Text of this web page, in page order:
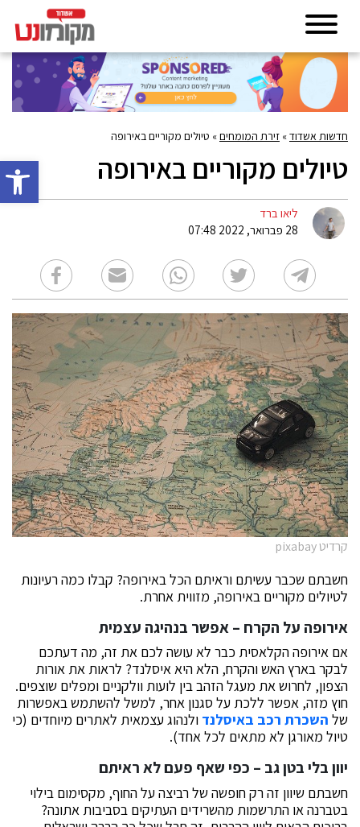
פתח
חדשות אשדוד» זירת המומחים» טיולים מקוריים באירופה
טיולים מקוריים באירופה
ליאו ברד
28 פברואר, 2022 07:48
קרדיט pixabay
חשבתם שכבר עשיתם וראיתם הכל באירופה? קבלו כמה רעיונות
לטיולים מקוריים באירופה, מזווית אחרת.
אירופה על הקרח – אפשר בנהיגה עצמית
אם אירופה הקלאסית כבר לא עושה לכם את זה, מה דעתכם
לבקר בארץ האש והקרח, הלא היא איסלנד? לראות את אורות
הצפון, לחרוש את מעגל הזהב בין לועות וולקניים ומפלים שוצפים.
חוץ מזה, אפשר ללכת על סגנון אחר, למשל להשתמש באפשרות
של השכרת רכב באיסלנד ולנהוג עצמאית לאתרים מיוחדים (כי
טיול מאורגן לא מתאים לכל אחד).
יוון בלי בטן גב – כפי שאף פעם לא ראיתם
חשבתם שיוון זה רק חופשה של רביצה על החוף, מקסימום בילוי
בטברנה או התרשמות מהשרידים העתיקים בסביבות אתונה?